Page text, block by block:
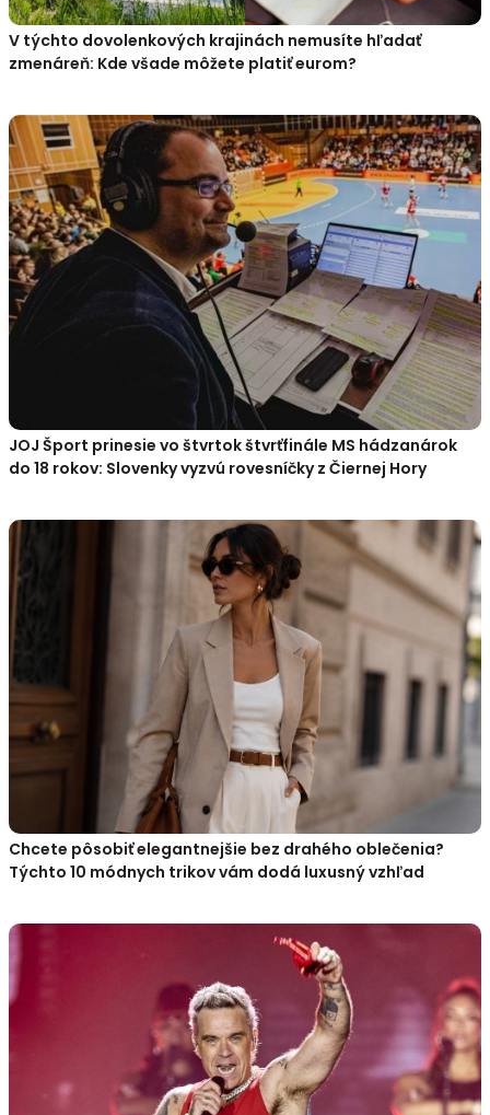
V týchto dovolenkových krajinách nemusíte hľadať
zmenáreň: Kde všade môžete platiť eurom?
JOJ Šport prinesie vo štvrtok štvrťfinále MS hádzanárok
do 18 rokov: Slovenky vyzvú rovesníčky z Čiernej Hory
Chcete pôsobiť elegantnejšie bez drahého oblečenia?
Týchto 10 módnych trikov vám dodá luxusný vzhľad